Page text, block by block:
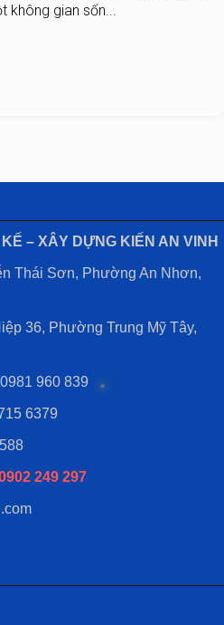
không gian sốn...
– XÂY DỰNG KIẾN AN VINH
Thái Sơn, Phường An Nhơn,
36, Phường Trung Mỹ Tây,
0981 960 839
6379
249 297